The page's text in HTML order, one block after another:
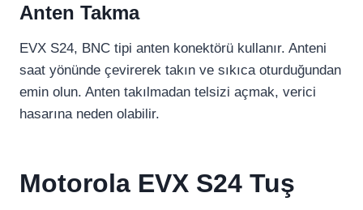
Anten Takma
EVX S24, BNC tipi anten konektörü kullanır. Anteni
saat yönünde çevirerek takın ve sıkıca oturduğundan
emin olun. Anten takılmadan telsizi açmak, verici
hasarına neden olabilir.
Motorola EVX S24 Tuş